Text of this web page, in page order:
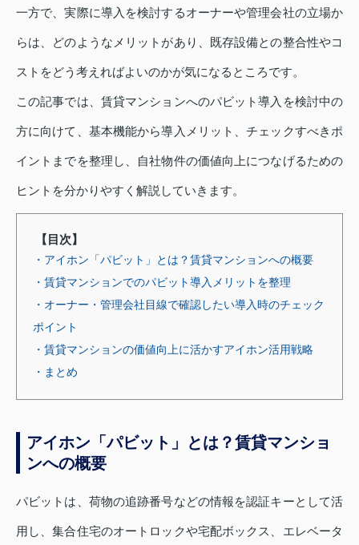
一方で、実際に導入を検討するオーナーや管理会社の立場か
らは、どのようなメリットがあり、既存設備との整合性やコ
ストをどう考えればよいのかが気になるところです。
この記事では、賃貸マンションへのパビット導入を検討中の
方に向けて、基本機能から導入メリット、チェックすべきポ
イントまでを整理し、自社物件の価値向上につなげるための
ヒントを分かりやすく解説していきます。
【目次】
・アイホン「パビット」とは？賃貸マンションへの概要
・賃貸マンションでのパビット導入メリットを整理
・オーナー・管理会社目線で確認したい導入時のチェック
ポイント
・賃貸マンションの価値向上に活かすアイホン活用戦略
・まとめ
アイホン「パビット」とは？賃貸マンショ
ンへの概要
パビットは、荷物の追跡番号などの情報を認証キーとして活
用し、集合住宅のオートロックや宅配ボックス、エレベータ